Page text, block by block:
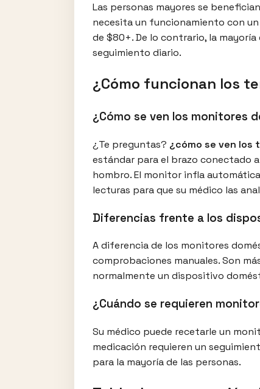
Las personas mayores se
necesita un funcionamiento con
de $80+. De lo contrario, la
seguimiento diario.
¿Cómo funcionan los
¿Cómo se ven los monitores
¿Te preguntas? ¿cómo se ven los
estándar para el brazo conectado
hombro. El monitor infla
lecturas para que su médico las
Diferencias frente a los
A diferencia de los monitores
comprobaciones manuales. Son
normalmente un dispositivo
¿Cuándo se requieren
Su médico puede recetarle un
medicación requieren un
para la mayoría de las personas.